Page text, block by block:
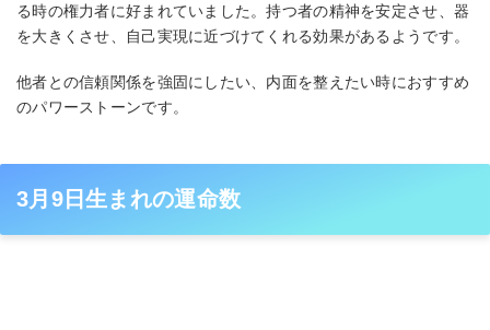
る時の権力者に好まれていました。持つ者の精神を安定させ、器
を大きくさせ、自己実現に近づけてくれる効果があるようです。
他者との信頼関係を強固にしたい、内面を整えたい時におすすめ
のパワーストーンです。
3月9日生まれの運命数